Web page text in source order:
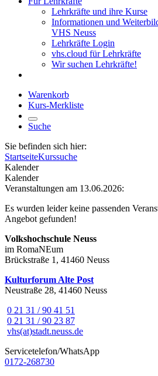
Lehrkräfte und ihre Kurse
Informationen und
VHS Neuss
Lehrkräfte Login
vhs.cloud für Lehrkräfte
Wir suchen Lehrkräfte!
Warenkorb
Kurs-Merkliste
Suche
Sie befinden sich hier:
StartseiteKurssuche
Kalender
Kalender
Veranstaltungen am 13.06.2026:
Es wurden leider keine passenden
Angebot gefunden!
Volkshochschule Neuss
im RomaNEum
Brückstraße 1, 41460 Neuss
Kulturforum Alte Post
Neustraße 28, 41460 Neuss
0 21 31 / 90 41 51
0 21 31 / 90 23 87
vhs(at)stadt.neuss.de
Servicetelefon/WhatsApp
0172-268730